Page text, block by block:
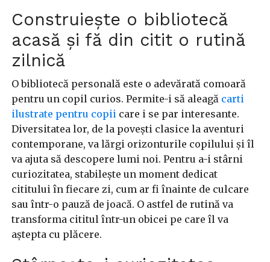
Construiește o bibliotecă
acasă și fă din citit o rutină
zilnică
O bibliotecă personală este o adevărată comoară
pentru un copil curios. Permite-i să aleagă carti
ilustrate pentru copii care i se par interesante.
Diversitatea lor, de la povești clasice la aventuri
contemporane, va lărgi orizonturile copilului și îl
va ajuta să descopere lumi noi. Pentru a-i stârni
curiozitatea, stabilește un moment dedicat
cititului în fiecare zi, cum ar fi înainte de culcare
sau într-o pauză de joacă. O astfel de rutină va
transforma cititul într-un obicei pe care îl va
aștepta cu plăcere.